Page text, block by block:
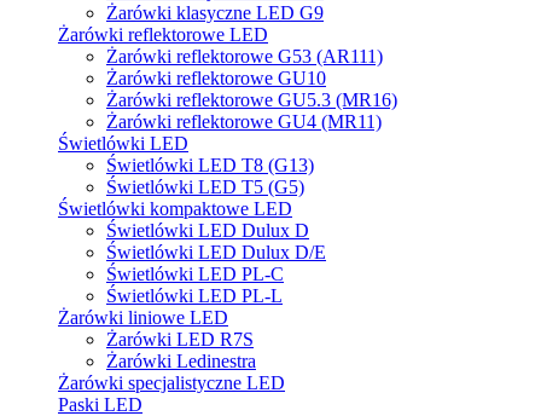
Żarówki klasyczne LED G9
Żarówki reflektorowe LED
Żarówki reflektorowe G53 (AR111)
Żarówki reflektorowe GU10
Żarówki reflektorowe GU5.3 (MR16)
Żarówki reflektorowe GU4 (MR11)
Świetlówki LED
Świetlówki LED T8 (G13)
Świetlówki LED T5 (G5)
Świetlówki kompaktowe LED
Świetlówki LED Dulux D
Świetlówki LED Dulux D/E
Świetlówki LED PL-C
Świetlówki LED PL-L
Żarówki liniowe LED
Żarówki LED R7S
Żarówki Ledinestra
Żarówki specjalistyczne LED
Paski LED